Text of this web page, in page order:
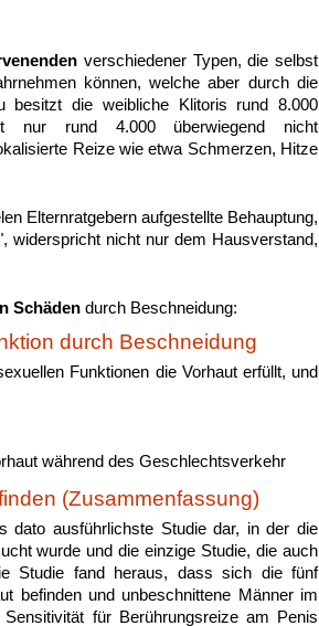
verschiedener Typen, die selbst
können, welche aber durch die
besitzt die weibliche Klitoris rund 8.000
nur rund 4.000 überwiegend nicht
Reize wie etwa Schmerzen, Hitze
Elternratgebern aufgestellte Behauptung,
widerspricht nicht nur dem Hausverstand,
Schäden durch Beschneidung:
durch Beschneidung
Funktionen die Vorhaut erfüllt, und
während des Geschlechtsverkehr
(Zusammenfassung)
dato ausführlichste Studie dar, in der die
wurde und die einzige Studie, die auch
Studie fand heraus, dass sich die fünf
befinden und unbeschnittene Männer im
für Berührungsreize am Penis